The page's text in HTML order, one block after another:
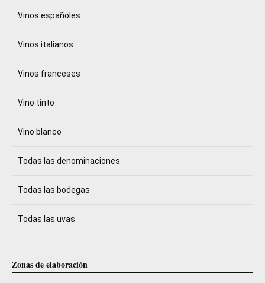
Vinos españoles
Vinos italianos
Vinos franceses
Vino tinto
Vino blanco
Todas las denominaciones
Todas las bodegas
Todas las uvas
Zonas de elaboración